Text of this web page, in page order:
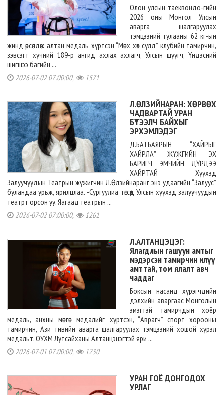
Олон улсын таеквондо-гийн
2026 оны Монгол Улсын
аварга шалгаруулах
тэмцээний тулааны 62 кг-ын
жинд өрсөлдөж алтан медаль хүртсэн “Мөнх хөх сүлд” клубийн тамирчин,
зэвсэгт хүчний 189-р ангид ахлах ахлагч, Улсын шүүгч, Үндэсний
шигшээ багийн ...
2026-07-02 07:00:00, 1571
Л.ӨЛЗИЙНАРАН: ХӨРВӨХ
ЧАДВАРТАЙ УРАН
БҮТЭЭЛЧ БАЙХЫГ
ЭРХЭМЛЭДЭГ
Д.БАТБАЯРЫН “ХАЙРЫГ
ХАЙРЛА” ЖҮЖГИЙН ЭХ
БАРИГЧ ЭМЧИЙН ДҮРДЭЭ
ХАЙРТАЙ Хүүхэд
Залуучуудын Театрын жүжигчин Л.Өлзийнаранг энэ удаагийн “Залуус”
буландаа урьж, ярилцлаа. -Сургуулиа төгсөөд Улсын хүүхэд залуучуудын
театрт орсон уу. Яагаад театрын ...
2026-07-02 07:00:00, 1261
Л.АЛТАНЦЭЦЭГ:
Ялагдлын гашуун амтыг
мэдэрсэн тамирчин илүү
амттай, том ялалт авч
чаддаг
Боксын насанд хүрэгчдийн
дэлхийн аваргаас Монголын
эмэгтэй тамирчдын хоёр
медаль, анхны мөнгөн медалийг хүртсэн, “Аврагч” спорт хорооны
тамирчин, Ази тивийн аварга шалгаруулах тэмцээний хошой хүрэл
медальт, ОУХМ Лутсайханы Алтанцэцэгтэй яри ...
2026-07-01 07:00:00, 1230
УРАН ГОЁ ДОНГОДОХ
УРЛАГ